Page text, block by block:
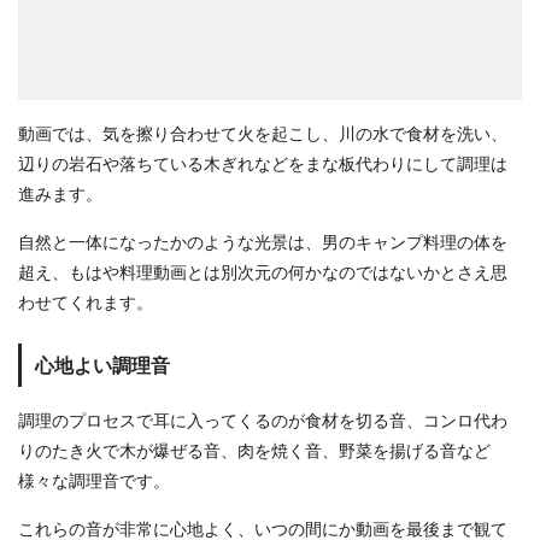
動画では、気を擦り合わせて火を起こし、川の水で食材を洗い、
辺りの岩石や落ちている木ぎれなどをまな板代わりにして調理は
進みます。
自然と一体になったかのような光景は、男のキャンプ料理の体を
超え、もはや料理動画とは別次元の何かなのではないかとさえ思
わせてくれます。
心地よい調理音
調理のプロセスで耳に入ってくるのが食材を切る音、コンロ代わ
りのたき火で木が爆ぜる音、肉を焼く音、野菜を揚げる音など
様々な調理音です。
これらの音が非常に心地よく、いつの間にか動画を最後まで観て